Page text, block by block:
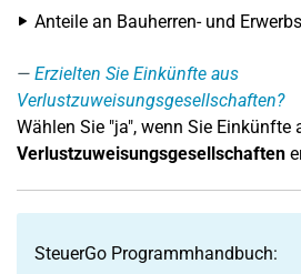
Anteile an Bauherren- und
Erzielten Sie Einkünfte aus
Verlustzuweisungsgesellschaften?
Wählen Sie "ja", wenn Sie Einkünfte
Verlustzuweisungsgesellschaften
SteuerGo Programmhandbuch: